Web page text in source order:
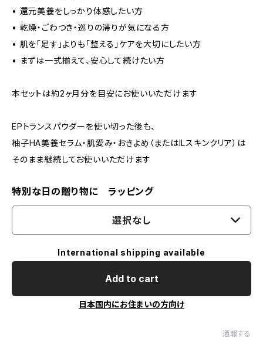
• 還元美養をしっかり体感したい方
• 乾燥・ごわつき・巡りの滞りが気になる方
• 肌を「足す」よりも「整える」ケアを大切にしたい方
• まずは一式揃えて、安心して続けたい方
本セットは約2ヶ月分を目安にお使いいただけます
EPトランスパウダーを使い切った後も、
柚子HA美養セラム・肌愛み・おきよめ（またはILスキンクリア）は
そのまま継続してお使いいただけます
特別な日の贈り物に ラッピング
選択なし
International shipping available
Add to cart
日本国内にお住まいの方向け
通報する